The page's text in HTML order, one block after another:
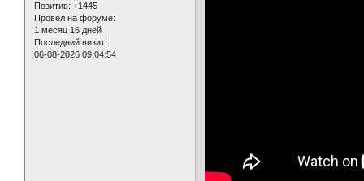
Позитив: +1445
Провел на форуме:
1 месяц 16 дней
Последний визит:
06-08-2026 09:04:54